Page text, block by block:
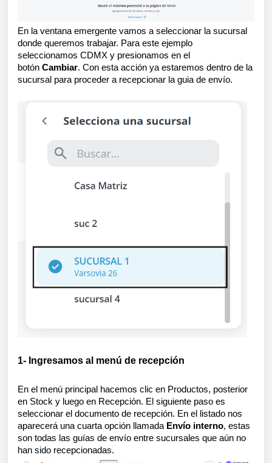
En la ventana emergente vamos a seleccionar la sucursal
donde queremos trabajar. Para este ejemplo
seleccionamos CDMX y presionamos en el
botón Cambiar. Con esta acción ya estaremos dentro de la
sucursal para proceder a recepcionar la guia de envío.
1- Ingresamos al menú de recepción
En el menú principal hacemos clic en Productos, posterior
en Stock y luego en Recepción. El siguiente paso es
seleccionar el documento de recepción. En el listado nos
aparecerá una cuarta opción llamada Envío interno, estas
son todas las guías de envío entre sucursales que aún no
han sido recepcionadas.